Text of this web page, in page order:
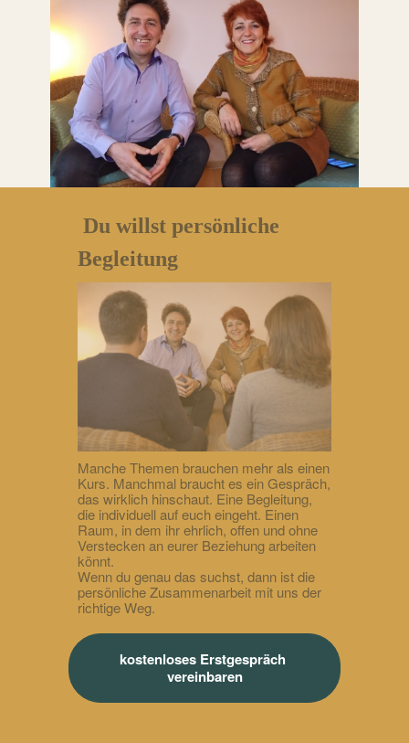
Du willst persönliche
Begleitung
Manche Themen brauchen mehr als einen
Kurs. Manchmal braucht es ein Gespräch,
das wirklich hinschaut. Eine Begleitung,
die individuell auf euch eingeht. Einen
Raum, in dem ihr ehrlich, offen und ohne
Verstecken an eurer Beziehung arbeiten
könnt.
Wenn du genau das suchst, dann ist die
persönliche Zusammenarbeit mit uns der
richtige Weg.
kostenloses Erstgespräch
vereinbaren